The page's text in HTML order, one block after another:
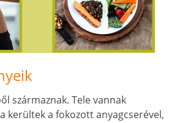
származnak. Tele vannak
kerültek a fokozott anyagcserével,